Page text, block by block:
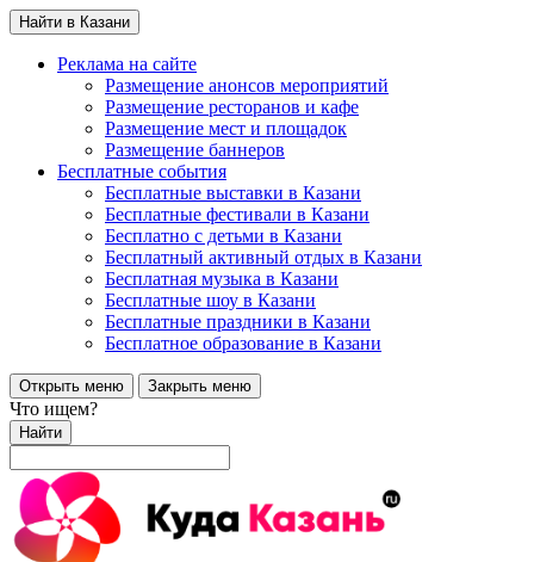
Найти в Казани
Реклама на сайте
Размещение анонсов мероприятий
Размещение ресторанов и кафе
Размещение мест и площадок
Размещение баннеров
Бесплатные события
Бесплатные выставки в Казани
Бесплатные фестивали в Казани
Бесплатно с детьми в Казани
Бесплатный активный отдых в Казани
Бесплатная музыка в Казани
Бесплатные шоу в Казани
Бесплатные праздники в Казани
Бесплатное образование в Казани
Открыть меню Закрыть меню
Что ищем?
Найти